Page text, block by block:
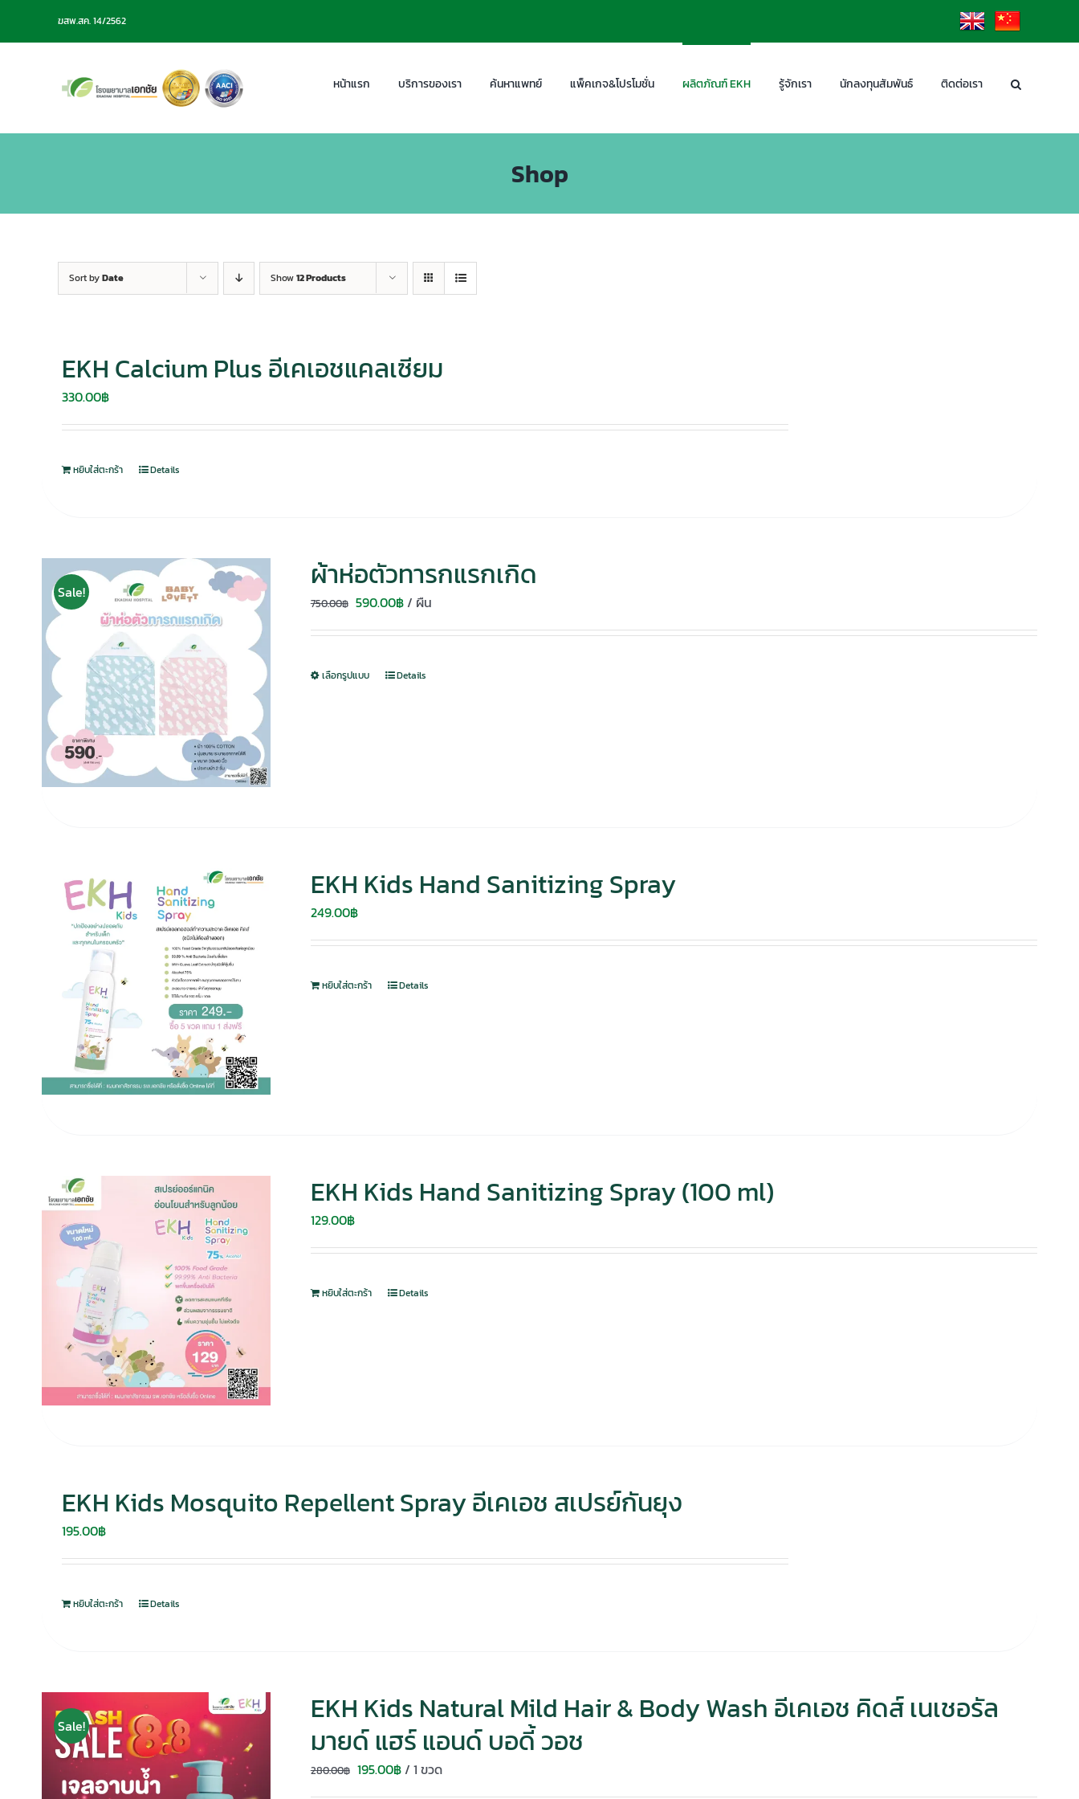
ฆสพ.สค. 14/2562 EN CN
หน้าแรก บริการของเรา ค้นหาแพทย์ แพ็คเกจ&โปรโมชั่น ผลิตภัณฑ์ EKH รู้จักเรา นักลงทุนสัมพันธ์ ติดต่อเรา
Shop
Sort byDate Show12 Products
EKH Calcium Plus อีเคเอชแคลเซียม
330.00฿
หยิบใส่ตะกร้า Details
Sale! ผ้าห่อตัวทารกแรกเกิด
750.00฿ Original
750.00฿.
590.00฿Current
590.00฿.
/ ผืน
เลือกรูปแบบ Details
EKH Kids Hand Sanitizing Spray
249.00฿
หยิบใส่ตะกร้า Details
EKH Kids Hand Sanitizing Spray (100 ml)
129.00฿
หยิบใส่ตะกร้า Details
EKH Kids Mosquito Repellent Spray อีเคเอช สเปรย์กันยุง
195.00฿
หยิบใส่ตะกร้า Details
Sale!
EKH Kids Natural Mild Hair & Body Wash อีเคเอช คิดส์ เนเชอรัล
มายด์ แฮร์ แอนด์ บอดี้ วอช
280.00฿ Original
195.00฿Current
/ 1 ขวด